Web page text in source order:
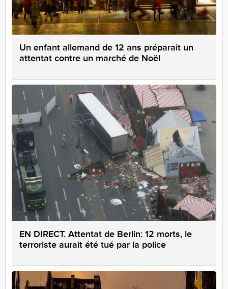
Un enfant allemand de 12 ans préparait un
attentat contre un marché de Noël
EN DIRECT. Attentat de Berlin: 12 morts, le
terroriste aurait été tué par la police